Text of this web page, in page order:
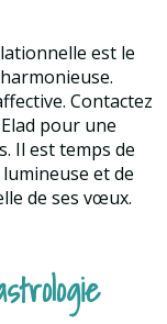
est le
Contactez
pour une
Il est temps de
et de
de ses vœux.